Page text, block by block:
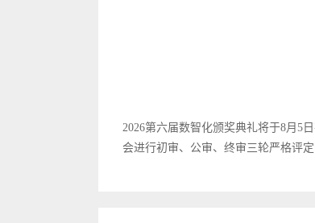
2026第六届数智化颁奖典礼将于8月5
会进行初审、公审、终审三轮严格评